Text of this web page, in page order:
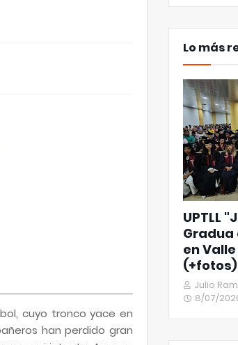
cuyo tronco yace en
han perdido gran
Lo más
UPTLL
Gradua
en
(+fotos)
Julio
8/07/